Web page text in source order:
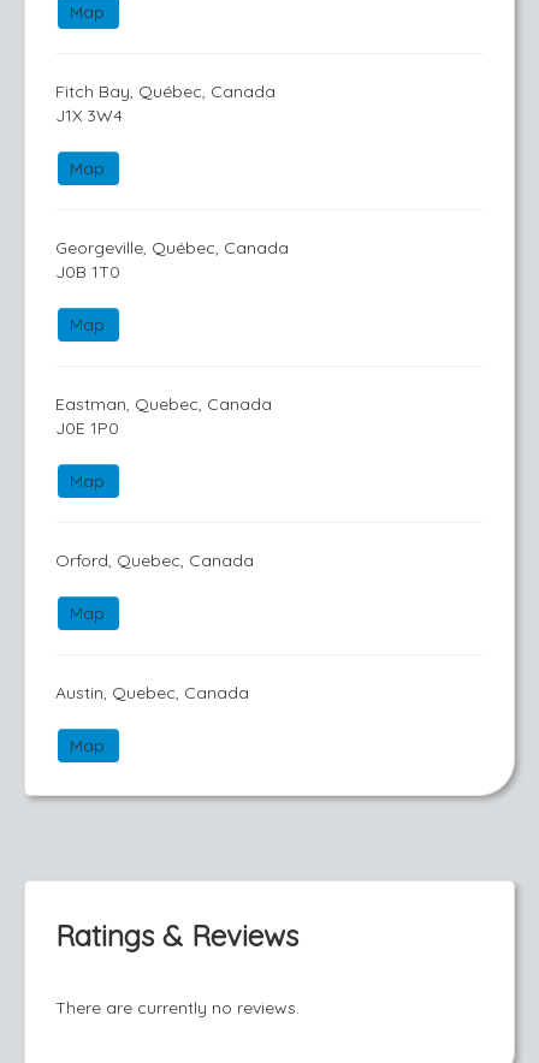
Map
Fitch Bay, Québec, Canada
J1X 3W4
Map
Georgeville, Québec, Canada
J0B 1T0
Map
Eastman, Quebec, Canada
J0E 1P0
Map
Orford, Quebec, Canada
Map
Austin, Quebec, Canada
Map
Ratings & Reviews
There are currently no reviews.